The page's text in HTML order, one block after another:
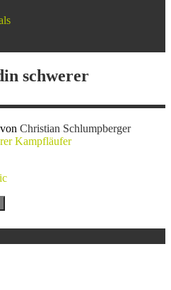
schwerer
von Christian Schlumpberger